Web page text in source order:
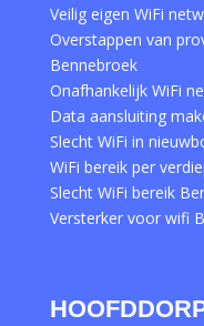
Veilig eigen WiFi
Overstappen van
Bennebroek
Onafhankelijk WiFi
Data aansluiting
Slecht WiFi in
WiFi bereik per
Slecht WiFi bereik
Versterker voor wifi